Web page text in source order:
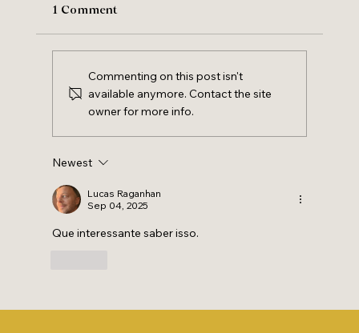
Numerologia: o que seu nome e sua
1 Comment
Commenting on this post isn't
available anymore. Contact the site
owner for more info.
Newest
Lucas Raganhan
Sep 04, 2025
Que interessante saber isso.